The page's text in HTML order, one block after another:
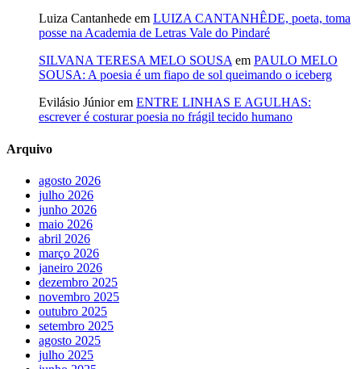
Luiza Cantanhede em LUIZA CANTANHÊDE, poeta, toma
posse na Academia de Letras Vale do Pindaré
SILVANA TERESA MELO SOUSA em PAULO MELO
SOUSA: A poesia é um fiapo de sol queimando o iceberg
Evilásio Júniorem ENTRE LINHAS E AGULHAS:
escrever é costurar poesia no frágil tecido humano
Arquivo
agosto 2026
julho 2026
junho 2026
maio 2026
abril 2026
março 2026
janeiro 2026
dezembro 2025
novembro 2025
outubro 2025
setembro 2025
agosto 2025
julho 2025